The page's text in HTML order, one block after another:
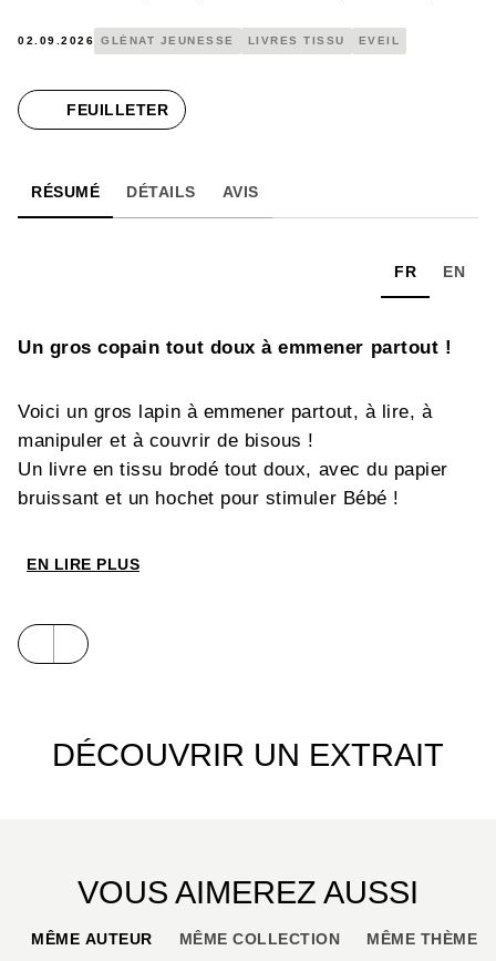
02.09.2026 GLÉNAT JEUNESSE LIVRES TISSU EVEIL
FEUILLETER
RÉSUMÉ DÉTAILS AVIS
FR EN
Un gros copain tout doux à emmener partout !
Voici un gros lapin à emmener partout, à lire, à
manipuler et à couvrir de bisous !
Un livre en tissu brodé tout doux, avec du papier
bruissant et un hochet pour stimuler Bébé !
EN LIRE PLUS
DÉCOUVRIR UN EXTRAIT
VOUS AIMEREZ AUSSI
MÊME AUTEUR MÊME COLLECTION MÊME THÈME